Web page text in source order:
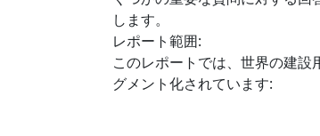
します。
レポート範囲:
このレポートでは、世界の建
グメント化されています: